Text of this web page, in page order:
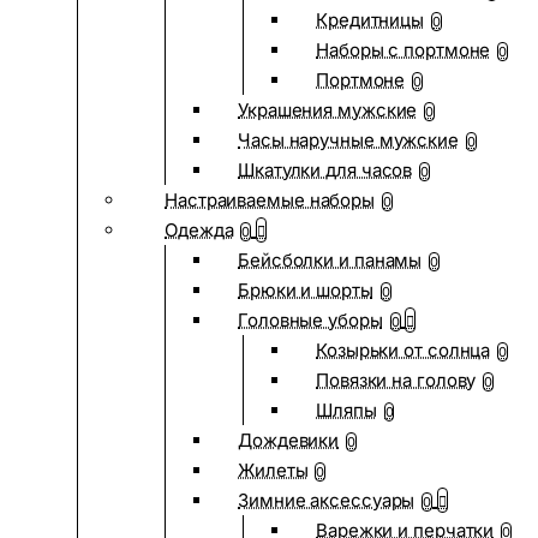
Кредитницы 0
Наборы с портмоне 0
Портмоне 0
Украшения мужские 0
Часы наручные мужские 0
Шкатулки для часов 0
Настраиваемые наборы 0
Одежда 0
Бейсболки и панамы 0
Брюки и шорты 0
Головные уборы 0
Козырьки от солнца 0
Повязки на голову 0
Шляпы 0
Дождевики 0
Жилеты 0
Зимние аксессуары 0
Варежки и перчатки 0